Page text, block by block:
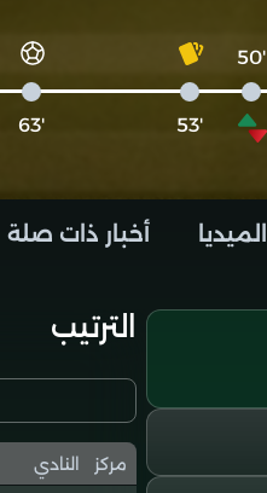
'50
'53
'63
الميديا أخبار ذات صلة
الترتيب
مركز النادي